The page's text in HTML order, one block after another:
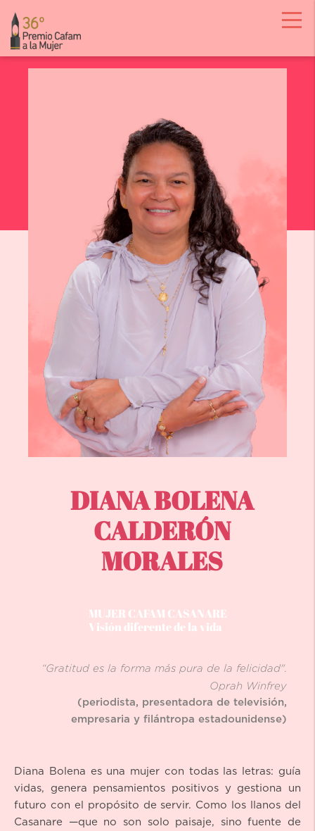
DIANA BOLENA
CALDERÓN
MORALES
MUJER CAFAM CASANARE
Visión diferente de la vida
“Gratitud es la forma más pura de la felicidad".
Oprah Winfrey
(periodista, presentadora de televisión,
empresaria y filántropa estadounidense)
Diana Bolena es una mujer con todas las letras: guía
vidas, genera pensamientos positivos y gestiona un
futuro con el propósito de servir. Como los llanos del
Casanare —que no son solo paisaje, sino fuente de